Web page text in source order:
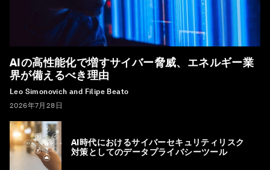
AIの高性能化で増すサイバー脅威、エネルギー業
界が備えるべき理由
Leo Simonovich and Filipe Beato
2026年7月28日
AI時代におけるサイバーセキュリティリスク
対策としてのデータプライバシーツール